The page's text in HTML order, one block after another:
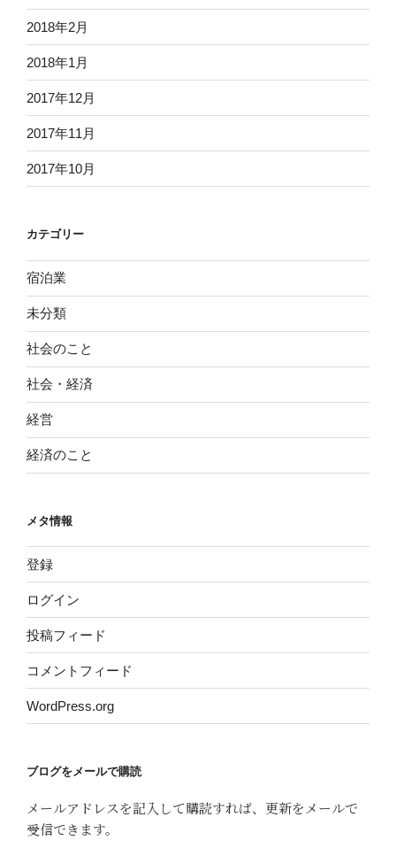
2018年2月
2018年1月
2017年12月
2017年11月
2017年10月
カテゴリー
宿泊業
未分類
社会のこと
社会・経済
経営
経済のこと
メタ情報
登録
ログイン
投稿フィード
コメントフィード
WordPress.org
ブログをメールで購読
メールアドレスを記入して購読すれば、更新をメールで
受信できます。